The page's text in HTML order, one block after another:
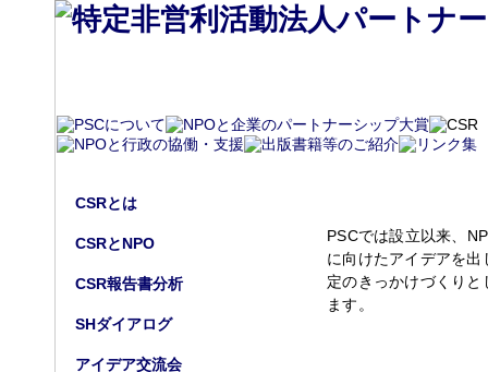
CSRとは
CSRとNPO
CSR報告書分析
SHダイアログ
アイデア交流会
PSCでは設立以来、
に向けたアイデアを
定のきっかけづくり
ます。